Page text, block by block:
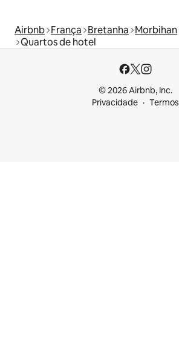
Airbnb França Bretanha Morbihan
Quartos de hotel
© 2026 Airbnb, Inc.
Privacidade
Termos